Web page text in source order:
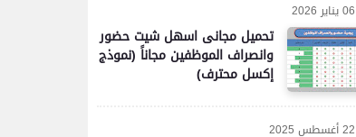
06 يناير 2026
تحميل مجانى اسهل شيت حضور
وانصراف الموظفين مجاناً (نموذج
إكسل محترف)
22 أغسطس 2025